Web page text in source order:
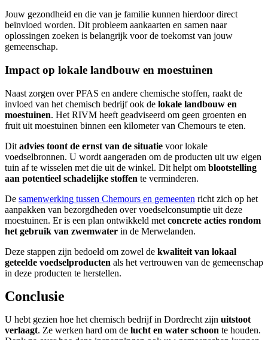
Jouw gezondheid en die van je familie kunnen hierdoor direct
beïnvloed worden. Dit probleem aankaarten en samen naar
oplossingen zoeken is belangrijk voor de toekomst van jouw
gemeenschap.
Impact op lokale landbouw en moestuinen
Naast zorgen over PFAS en andere chemische stoffen, raakt de
invloed van het chemisch bedrijf ook de lokale landbouw en
moestuinen. Het RIVM heeft geadviseerd om geen groenten en
fruit uit moestuinen binnen een kilometer van Chemours te eten.
Dit advies toont de ernst van de situatie voor lokale
voedselbronnen. U wordt aangeraden om de producten uit uw eigen
tuin af te wisselen met die uit de winkel. Dit helpt om blootstelling
aan potentieel schadelijke stoffen te verminderen.
De samenwerking tussen Chemours en gemeenten richt zich op het
aanpakken van bezorgdheden over voedselconsumptie uit deze
moestuinen. Er is een plan ontwikkeld met concrete acties rondom
het gebruik van zwemwater in de Merwelanden.
Deze stappen zijn bedoeld om zowel de kwaliteit van lokaal
geteelde voedselproducten als het vertrouwen van de gemeenschap
in deze producten te herstellen.
Conclusie
U hebt gezien hoe het chemisch bedrijf in Dordrecht zijn uitstoot
verlaagt. Ze werken hard om de lucht en water schoon te houden.